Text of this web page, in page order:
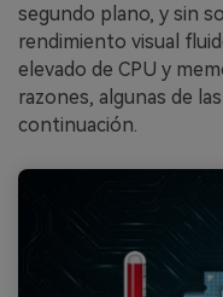
segundo plano, y sin
rendimiento visual
elevado de CPU y
razones, algunas de
continuación.